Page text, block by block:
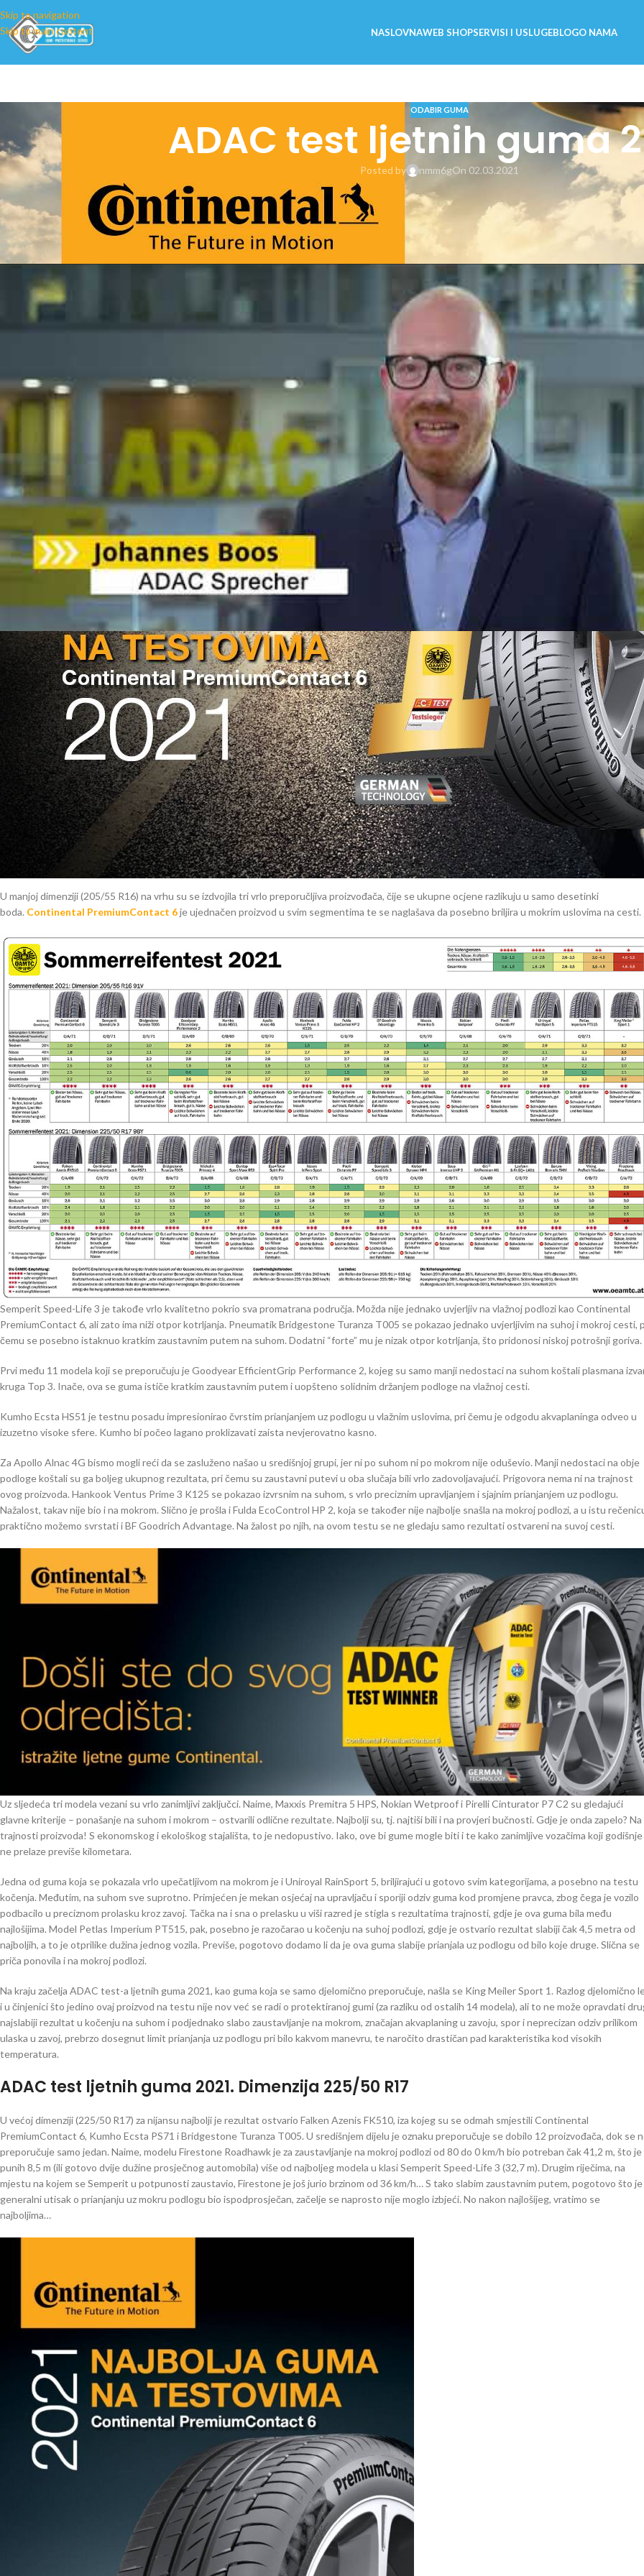
Skip to navigation
Skip to main content
NASLOVNAWEB SHOPSERVISI I USLUGEBLOGO NAMA
ODABIR GUMA
ADAC test ljetnih guma
Posted by nmm6gOn 02.03.2021
ADAC test ljetnih guma 2021. ADAC i partneri na najnovijem su testu
analizirali 15 ljetnih guma u dimenzijama 205/55 R16 i njih 17 u
dimenzijama 225/50 R17.
ADAC test ljetnih guma 2021 na trenutno dvije vjerovatno najzastupljenije dimenzije na tržištu, jer ih u manjoj veličini koriste brojna vozila
u kompaktnoj klasi (Ford Focus i EcoSport, Hyundai i30, KIA Ceed, Mazda 3, Honda Civic, Toyota Corolla, Renault Megane, Peugeot 308, Citroen
C3 i C4, Opel Astra, VW Golf, Audi A3, BMW serije 1-2-3, Mercedes A-B-C klase, Fiat 500L i Tipo, Mini…), dok ih u većoj veličini pronalazimo
uglavnom na luksuznijim vozilima (Audi A4 i A5, BMW serije 3 i 4, Honda Accord, Lexus GS, Mercedes B i C klase, Peugeot 508, Škoda Octavia
i Yeti, Volvo V60 i S80, VW Passat Alltrack…).
linkADAC test ljetnih guma 2022
Generalni utisak ADAC test ljetnih guma 2021 je vrlo pozitivan, gume su sve bolje iz godine u godinu.
Oba predstavnika na vrhu imaju samo dva velikana gumarske industrije –ContinentaliBridgestone. Većina modela se preporučuje (njih čak 23),
dok se samo po 1 djelomično preporučuje (King Meiler Sport 1 u dimenziji 205/55 R16) i ne preporučuje (Firestone Roadhawk u dimenziji 225/50
ADAC test ljetnih guma 2021. Dimenzija 205/55 R16
U manjoj dimenziji (205/55 R16) na vrhu su se izdvojila tri vrlo preporučljiva proizvođača, čije se ukupne ocjene razlikuju u samo desetinki
boda. Continental PremiumContact 6je ujednačen proizvod u svim segmentima te se naglašava da posebno briljira u mokrim uslovima na cesti.
Semperit Speed-Life 3 je takođe vrlo kvalitetno pokrio sva promatrana područja. Možda nije jednako uvjerljiv na vlažnoj podlozi kao Continental
PremiumContact 6, ali zato ima niži otpor kotrljanja. Pneumatik Bridgestone Turanza T005 se pokazao jednako uvjerljivim na suhoj i mokroj cesti,
čemu se posebno istaknuo kratkim zaustavnim putem na suhom. Dodatni “forte” mu je nizak otpor kotrljanja, što pridonosi niskoj potrošnji goriva.
Prvi među 11 modela koji se preporučuju je Goodyear EfficientGrip Performance 2, kojeg su samo manji nedostaci na suhom koštali plasmana
kruga Top 3. Inače, ova se guma ističe kratkim zaustavnim putem i uopšteno solidnim držanjem podloge na vlažnoj cesti.
Kumho Ecsta HS51 je testnu posadu impresionirao čvrstim prianjanjem uz podlogu u vlažnim uslovima, pri čemu je odgodu akvaplaninga odveo u
izuzetno visoke sfere. Kumho bi počeo lagano proklizavati zaista nevjerovatno kasno.
Za Apollo Alnac 4G bismo mogli reći da se zasluženo našao u središnjoj grupi, jer ni po suhom ni po mokrom nije oduševio. Manji nedostaci na obje
podloge koštali su ga boljeg ukupnog rezultata, pri čemu su zaustavni putevi u oba slučaja bili vrlo zadovoljavajući. Prigovora nema ni na trajnost
ovog proizvoda. Hankook Ventus Prime 3 K125 se pokazao izvrsnim na suhom, s vrlo preciznim upravljanjem i sjajnim prianjanjem uz podlogu.
Nažalost, takav nije bio i na mokrom. Slično je prošla i Fulda EcoControl HP 2, koja se također nije najbolje snašla na mokroj podlozi, a u istu
praktično možemo svrstati i BF Goodrich Advantage. Na žalost po njih, na ovom testu se ne gledaju samo rezultati ostvareni na suvoj cesti.
Uz sljedeća tri modela vezani su vrlo zanimljivi zaključci. Naime, Maxxis Premitra 5 HPS, Nokian Wetproof i Pirelli Cinturator P7 C2 su gledajući
glavne kriterije – ponašanje na suhom i mokrom – ostvarili odlične rezultate. Najbolji su, tj. najtiši bili i na provjeri bučnosti. Gdje je onda zapelo? Na
trajnosti proizvoda! S ekonomskog i ekološkog stajališta, to je nedopustivo. Iako, ove bi gume mogle biti i te kako zanimljive vozačima koji godišnje
ne prelaze previše kilometara.
Jedna od guma koja se pokazala vrlo upečatljivom na mokrom je i Uniroyal RainSport 5, briljirajući u gotovo svim kategorijama, a posebno na testu
kočenja. Međutim, na suhom sve suprotno. Primjećen je mekan osjećaj na upravljaču i sporiji odziv guma kod promjene pravca, zbog čega je vozilo
podbacilo u preciznom prolasku kroz zavoj. Tačka na i sna o prelasku u viši razred je stigla s rezultatima trajnosti, gdje je ova guma bila među
najlošijima. Model Petlas Imperium PT515, pak, posebno je razočarao u kočenju na suhoj podlozi, gdje je ostvario rezultat slabiji čak 4,5 metra od
najboljih, a to je otprilike dužina jednog vozila. Previše, pogotovo dodamo li da je ova guma slabije prianjala uz podlogu od bilo koje druge. Slična se
priča ponovila i na mokroj podlozi.
Na kraju začelja ADAC test-a ljetnih guma 2021, kao guma koja se samo djelomično preporučuje, našla se King Meiler Sport 1. Razlog djelomično
i u činjenici što jedino ovaj proizvod na testu nije nov već se radi o protektiranoj gumi (za razliku od ostalih 14 modela), ali to ne može opravdati
najslabiji rezultat u kočenju na suhom i podjednako slabo zaustavljanje na mokrom, značajan akvaplaning u zavoju, spor i neprecizan odziv prilikom
ulaska u zavoj, prebrzo dosegnut limit prianjanja uz podlogu pri bilo kakvom manevru, te naročito drastičan pad karakteristika kod visokih
temperatura.
ADAC test ljetnih guma 2021. Dimenzija 225/50 R17
U većoj dimenziji (225/50 R17) za nijansu najbolji je rezultat ostvario Falken Azenis FK510, iza kojeg su se odmah smjestili Continental
PremiumContact 6, Kumho Ecsta PS71 i Bridgestone Turanza T005. U središnjem dijelu je oznaku preporučuje se dobilo 12 proizvođača, dok se
preporučuje samo jedan. Naime, modelu Firestone Roadhawk je za zaustavljanje na mokroj podlozi od 80 do 0 km/h bio potreban čak 41,2 m, što je
punih 8,5 m (ili gotovo dvije dužine prosječnog automobila) više od najboljeg modela u klasi Semperit Speed-Life 3 (32,7 m). Drugim riječima, na
mjestu na kojem se Semperit u potpunosti zaustavio, Firestone je još jurio brzinom od 36 km/h… S tako slabim zaustavnim putem, pogotovo što je
generalni utisak o prianjanju uz mokru podlogu bio ispodprosječan, začelje se naprosto nije moglo izbjeći. No nakon najlošijeg, vratimo se
najboljima…